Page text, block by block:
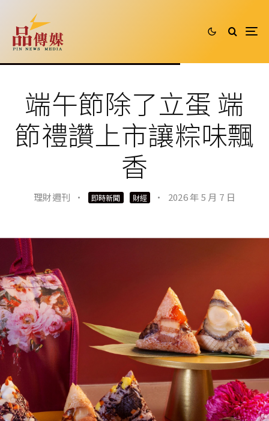
端午節除了立蛋 端
節禮讚上市讓粽味飄
香
理財週刊 · 即時新聞 財經 · 2026 年 5 月 7 日